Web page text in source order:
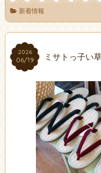
新着情報
2026
06/19
2026
06/19 ミサトっ子い